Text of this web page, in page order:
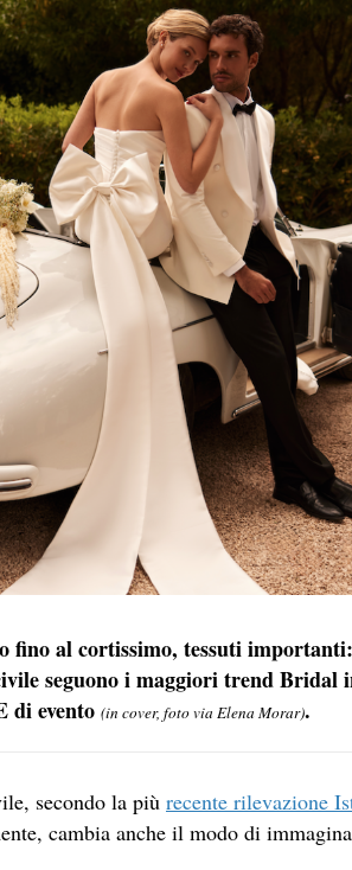
fino al cortissimo, tessuti
seguono i maggiori trend Bridal
di evento (in cover, foto via Elena Morar).
secondo la più recente rilevazione
cambia anche il modo di